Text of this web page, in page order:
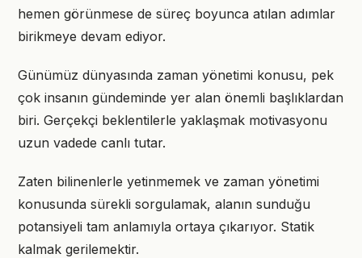
hemen görünmese de süreç boyunca atılan adımlar
birikmeye devam ediyor.
Günümüz dünyasında zaman yönetimi konusu, pek
çok insanın gündeminde yer alan önemli başlıklardan
biri. Gerçekçi beklentilerle yaklaşmak motivasyonu
uzun vadede canlı tutar.
Zaten bilinenlerle yetinmemek ve zaman yönetimi
konusunda sürekli sorgulamak, alanın sunduğu
potansiyeli tam anlamıyla ortaya çıkarıyor. Statik
kalmak gerilemektir.